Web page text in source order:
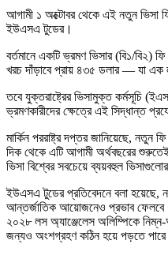
আগামী ১ অক্টোবর থেকে এই নতুন ভিসা
ইউএসএ টুডের।
বর্তমানে একটি ভ্রমণ ভিসার (বি১/বি২)
খরচ দাঁড়াবে প্রায় ৪৩৫ ডলার — যা এক
তবে যুক্তরাষ্ট্রের ভিসামুক্ত কর্মসূচি
ভ্রমণকারীদের ক্ষেত্রে এই সিদ্ধান্ত
মার্কিন পররাষ্ট্র দপ্তর জানিয়েছে, নতুন
দিক থেকে এটি আগামী অর্থবছরের
ভিসা বিশ্বের সবচেয়ে ব্যয়বহুল
ইউএসএ টুডের প্রতিবেদনে বলা হয়েছে,
আন্তর্জাতিক আয়োজনেও প্রভাব
২০২৮ লস অ্যাঞ্জেলেস অলিম্পিকে
জন্যও অংশগ্রহণ কঠিন হয়ে পড়তে